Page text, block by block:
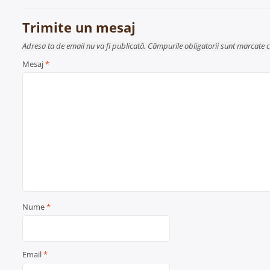
articole
Trimite un mesaj
Adresa ta de email nu va fi publicată. Câmpurile obligatorii sunt marcate
Mesaj*
Nume*
Email*